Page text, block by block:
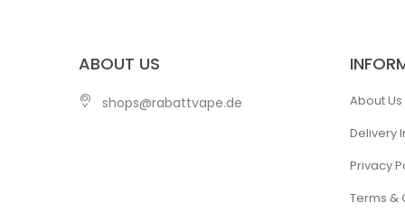
ABOUT US
shops@rabattvape.de
About Us
Delivery
Privacy
Terms &